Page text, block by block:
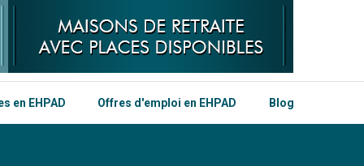
en EHPAD Offres d'emploi en EHPAD Blog